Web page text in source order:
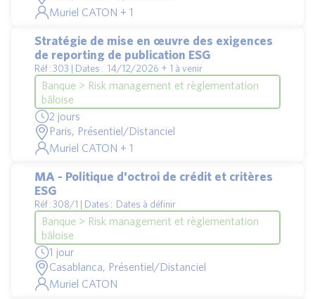
Muriel CATON + 1
Stratégie de mise en œuvre des exigences
de reporting de publication ESG
Réf : 303 | Dates : 14/12/2026 + 1 à venir
Banque > Risk management et règlementation
bâloise
2 jours
Paris, Présentiel/Distanciel
Muriel CATON + 1
MA - Politique d'octroi de crédit et critères
ESG
Réf : 308/1 | Dates : Dates à définir
Banque > Risk management et règlementation
bâloise
1 jour
Casablanca, Présentiel/Distanciel
Muriel CATON